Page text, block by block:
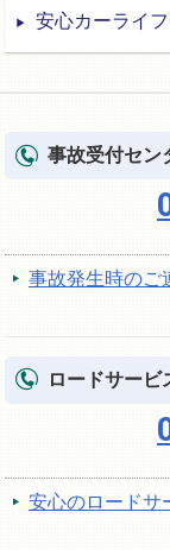
安心カーライ
事故受付セン
事故発生時のご
ロードサービ
安心のロードサ